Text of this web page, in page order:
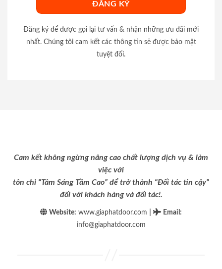
Đăng ký để được gọi lại tư vấn & nhận những ưu đãi mới
nhất. Chúng tôi cam kết các thông tin sẽ được bảo mật
tuyệt đối.
Cam kết không ngừng nâng cao chất lượng dịch vụ & làm
việc với
tôn chỉ “Tâm Sáng Tầm Cao” để trở thành “Đối tác tin cậy”
đối với khách hàng và đối tác!.
Website: www.giaphatdoor.com Email :
info@giaphatdoor.com